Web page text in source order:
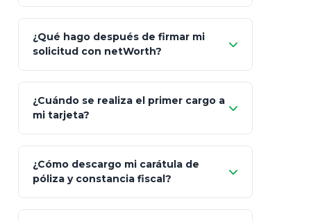
App Store (iOS) Google Play
Bienvenida
"¿Aún no tienes cuenta?
Regístrate"
¿Qué hago después de firmar mi
solicitud con netWorth?
¿Cuándo se realiza el primer cargo a
mi tarjeta?
¿Cómo descargo mi carátula de
póliza y constancia fiscal?